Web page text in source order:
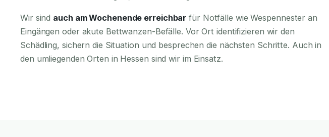
Wir sind auch am Wochenende erreichbar für Notfälle wie Wespennester an
Eingängen oder akute Bettwanzen-Befälle. Vor Ort identifizieren wir den
Schädling, sichern die Situation und besprechen die nächsten Schritte. Auch in
den umliegenden Orten in Hessen sind wir im Einsatz.